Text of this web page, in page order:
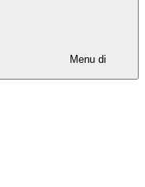
Menu di